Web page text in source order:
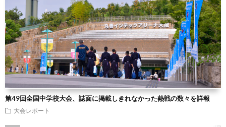
第49回全国中学校大会、誌面に掲載しきれなかった熱戦の数々を詳報
大会レポート